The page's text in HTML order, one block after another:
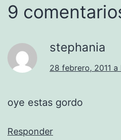
9
stephania
28 febrero, 2011 a
oye estas gordo
Responder